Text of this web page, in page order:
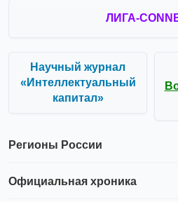
ЛИГА-
Научный журнал
«Интеллектуальный
капитал»
Регионы России
Официальная хроника